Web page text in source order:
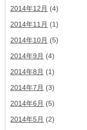
2014年12月 (4)
2014年11月 (1)
2014年10月 (5)
2014年9月 (4)
2014年8月 (1)
2014年7月 (3)
2014年6月 (5)
2014年5月 (2)